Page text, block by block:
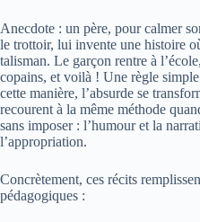
Anecdote : un père, pour calmer
le trottoir, lui invente une histoire
talisman. Le garçon rentre à
copains, et voilà ! Une règle
cette manière, l’absurde se
recourent à la même méthode
sans imposer : l’humour et la
l’appropriation.
Concrètement, ces récits
pédagogiques :